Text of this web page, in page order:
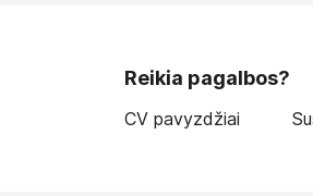
Reikia pagalbos?
CV pavyzdžiai